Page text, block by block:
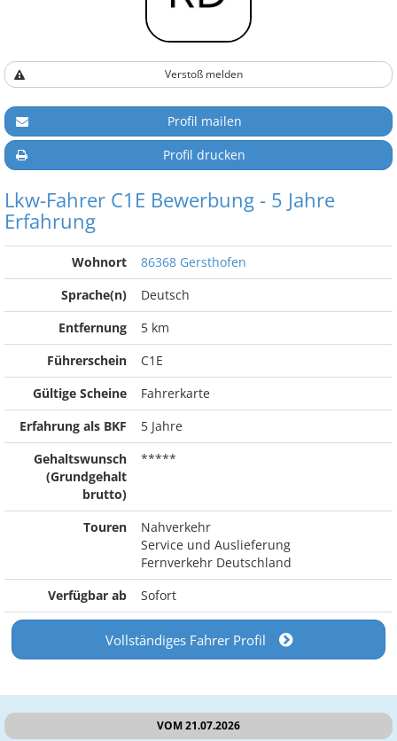
Verstoß melden
Profil mailen
Profil drucken
Lkw-Fahrer C1E Bewerbung - 5 Jahre
Erfahrung
Wohnort
86368 Gersthofen
Sprache(n)
Deutsch
Entfernung
5 km
Führerschein
C1E
Gültige Scheine
Fahrerkarte
Erfahrung als BKF
5 Jahre
Gehaltswunsch
(Grundgehalt
brutto)
*****
Touren
Nahverkehr
Service und Auslieferung
Fernverkehr Deutschland
Verfügbar ab
Sofort
Vollständiges Fahrer Profil
VOM 21.07.2026